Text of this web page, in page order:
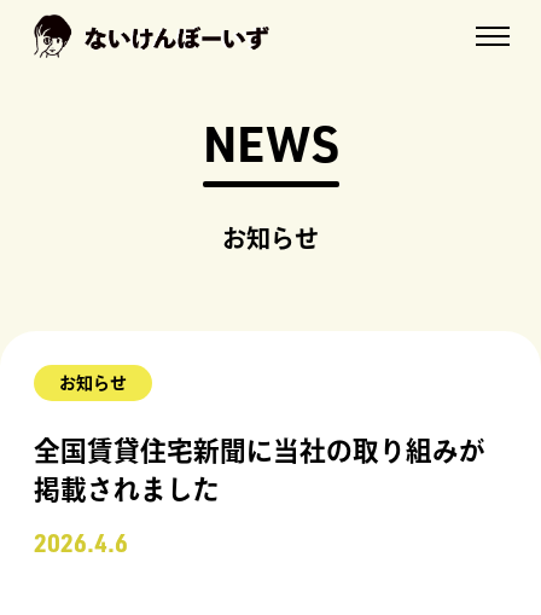
NEWS
お知らせ
お知らせ
全国賃貸住宅新聞に当社の取り組みが
掲載されました
2026.4.6